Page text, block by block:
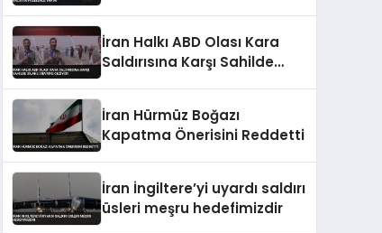
İran Halkı ABD Olası Kara
Saldırısına Karşı Sahilde
İran Hürmüz Boğazı
Kapatma Önerisini Reddetti
İran İngiltere’yi uyardı saldırı
üsleri meşru hedefimizdir